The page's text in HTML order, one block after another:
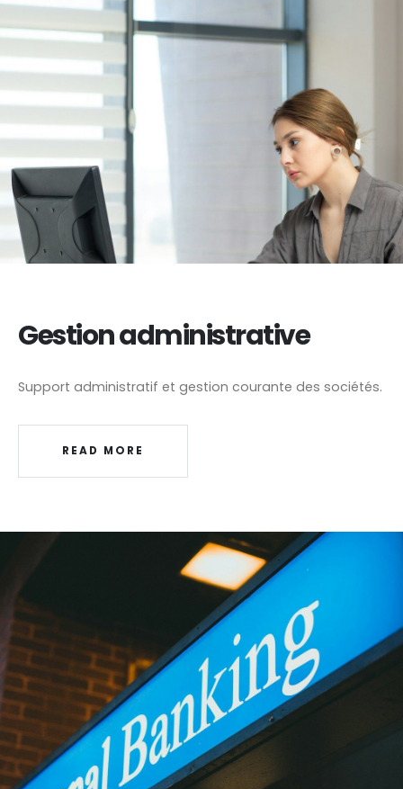
Gestion administrative
Support administratif et gestion courante des sociétés.
READ MORE